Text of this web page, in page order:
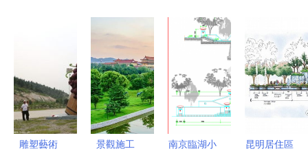
雕塑藝術
景觀施工
南京臨湖小
昆明居住區